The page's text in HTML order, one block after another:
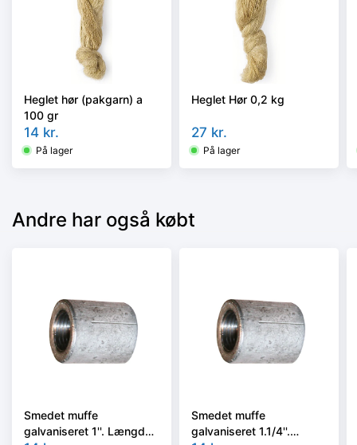
Heglet hør (pakgarn) a
100 gr
14 kr.
På lager
Heglet Hør 0,2 kg
27 kr.
På lager
Andre har også købt
Smedet muffe
galvaniseret 1''. Længde
Smedet muffe
galvaniseret 1.1/4''.